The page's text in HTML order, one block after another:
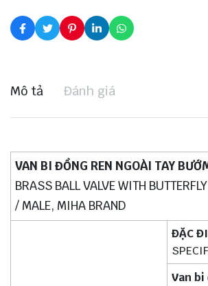
Mô tả Đánh giá
VAN BI ĐỒNG REN NGOÀI TAY
BRASS BALL VALVE WITH
/ MALE, MIHA BRAND
ĐẶC
Van